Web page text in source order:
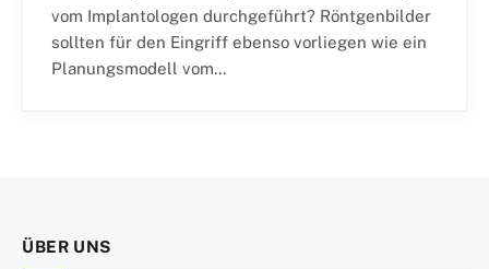
vom Implantologen durchgeführt? Röntgenbilder
sollten für den Eingriff ebenso vorliegen wie ein
Planungsmodell vom…
ÜBER UNS